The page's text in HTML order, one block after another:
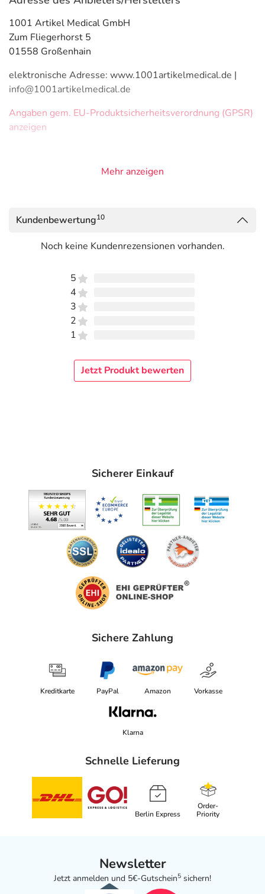
1001 Artikel Medical GmbH
Zum Fliegerhorst 5
01558 Großenhain
elektronische Adresse: www.1001artikelmedical.de |
info@1001artikelmedical.de
Angaben gem. EU-Produktsicherheitsverordnung (GPSR)
anzeigen
Mehr anzeigen
Kundenbewertung10
Noch keine Kundenrezensionen vorhanden.
5
4
3
2
1
Jetzt Produkt bewerten
Sicherer Einkauf
Sichere Zahlung
Kreditkarte PayPal Amazon Vorkasse
Klarna
Schnelle Lieferung
Berlin Express
Order-
Priority
Newsletter
Jetzt anmelden und 5€-Gutschein5 sichern!